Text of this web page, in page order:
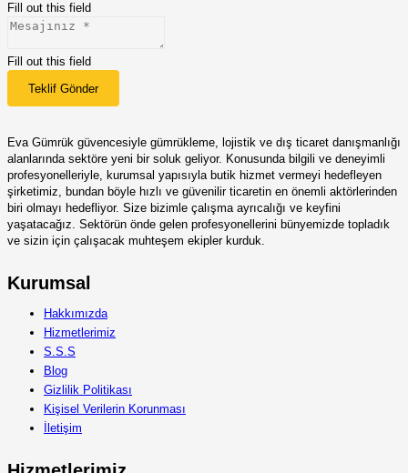
Fill out this field
Fill out this field
Teklif Gönder
Eva Gümrük güvencesiyle gümrükleme, lojistik ve dış ticaret danışmanlığı
alanlarında sektöre yeni bir soluk geliyor. Konusunda bilgili ve deneyimli
profesyonelleriyle, kurumsal yapısıyla butik hizmet vermeyi hedefleyen
şirketimiz, bundan böyle hızlı ve güvenilir ticaretin en önemli aktörlerinden
biri olmayı hedefliyor. Size bizimle çalışma ayrıcalığı ve keyfini
yaşatacağız. Sektörün önde gelen profesyonellerini bünyemizde topladık
ve sizin için çalışacak muhteşem ekipler kurduk.
Kurumsal
Hakkımızda
Hizmetlerimiz
S.S.S
Blog
Gizlilik Politikası
Kişisel Verilerin Korunması
İletişim